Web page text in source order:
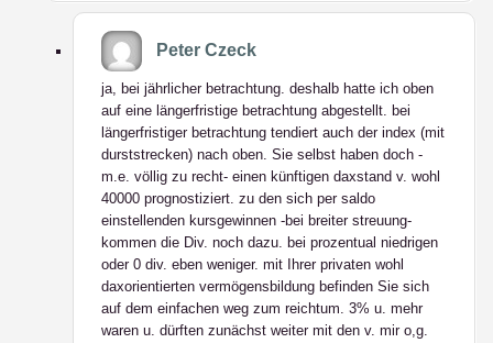
Peter Czeck
ja, bei jährlicher betrachtung. deshalb hatte ich oben
auf eine längerfristige betrachtung abgestellt. bei
längerfristiger betrachtung tendiert auch der index (mit
durststrecken) nach oben. Sie selbst haben doch -
m.e. völlig zu recht- einen künftigen daxstand v. wohl
40000 prognostiziert. zu den sich per saldo
einstellenden kursgewinnen -bei breiter streuung-
kommen die Div. noch dazu. bei prozentual niedrigen
oder 0 div. eben weniger. mit Ihrer privaten wohl
daxorientierten vermögensbildung befinden Sie sich
auf dem einfachen weg zum reichtum. 3% u. mehr
waren u. dürften zunächst weiter mit den v. mir o,g.